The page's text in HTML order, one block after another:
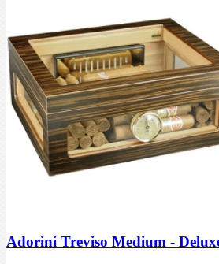
Adorini Treviso Medium -